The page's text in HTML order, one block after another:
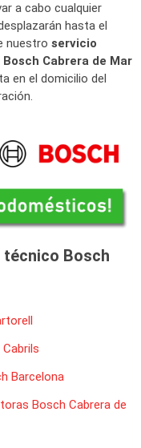
a cabo cualquier
hasta el
nuestro servicio
Cabrera de Mar
en el domicilio del
Bosch
Barcelona
Bosch Cabrera de